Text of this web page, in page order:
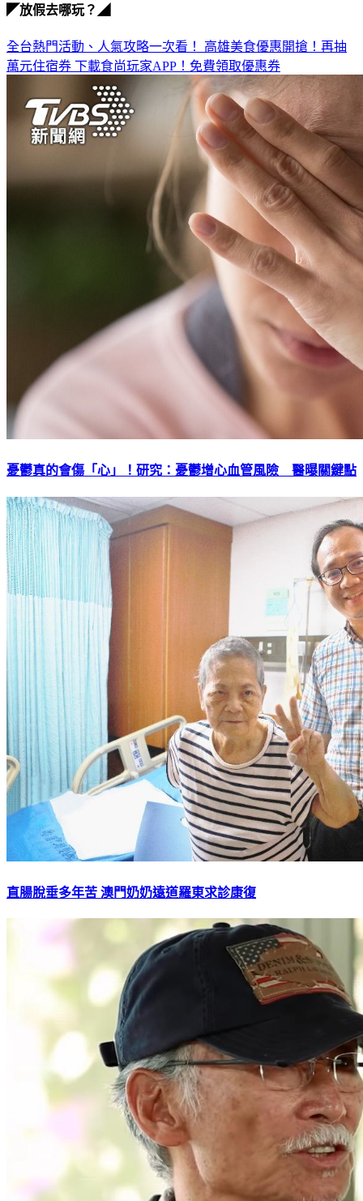
萬元住宿券下載食尚玩家APP！免費領取優惠券